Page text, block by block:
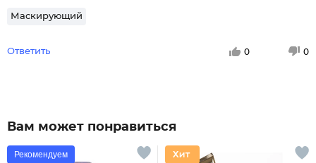
Маскирующий
Ответить 0 0
Вам может понравиться
Рекомендуем